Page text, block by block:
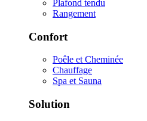
Plafond tendu
Rangement
Confort
Poêle et Cheminée
Chauffage
Spa et Sauna
Solution